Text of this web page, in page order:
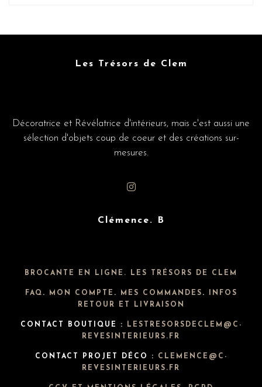
Les Trésors de Clem
Décoratrice et Révélatrice d'intérieurs, mais c'est aussi une
sélection d'objets coup de coeur et des créations sur-
mesures.
Clémence. B
BROCANTE EN LIGNE. LES TRÉSORS DE CLEM
FAQ . MON COMPTE . MES COMMANDES .
INFOS
RETOUR ET LIVRAISON
CONTACT BOUTIQUE :
LESTRESORSDECLEM@C-
REVESINTERIEURS.FR
CONTACT PROJET DÉCO :
CLEMENCE@C-
REVESINTERIEURS.FR